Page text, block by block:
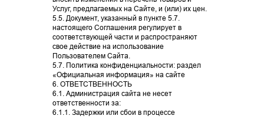
Услуг, предлагаемых на Сайте, и (или) их цен.
5.5. Документ, указанный в пункте 5.7.
настоящего Соглашения регулирует в
соответствующей части и распространяют
свое действие на использование
Пользователем Сайта.
5.7. Политика конфиденциальности: раздел
«Официальная информация» на сайте
6. ОТВЕТСТВЕННОСТЬ
6.1. Администрация сайта не несет
ответственности за:
6.1.1. Задержки или сбои в процессе